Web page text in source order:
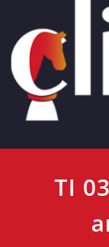
TI